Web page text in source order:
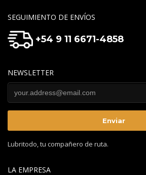
SEGUIMIENTO DE ENVÍOS
+54 9 11 6671-4858
NEWSLETTER
Lubritodo, tu compañero de ruta.
LA EMPRESA